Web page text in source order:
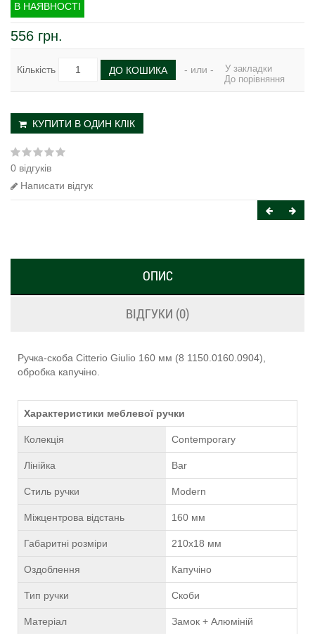
В НАЯВНОСТІ
556 грн.
Кількість ДО КОШИКА - или -
У закладки
До порівняння
КУПИТИ В ОДИН КЛІК
0 відгуків
Написати відгук
ОПИС
ВІДГУКИ (0)
Ручка-скоба Citterio Giulio 160 мм (8 1150.0160.0904),
обробка капучіно.
Характеристики меблевої ручки
Колекція Contemporary
Лінійка Bar
Стиль ручки Modern
Міжцентрова відстань 160 мм
Габаритні розміри 210х18 мм
Оздоблення Капучіно
Тип ручки Скоби
Матеріал Замок + Алюміній